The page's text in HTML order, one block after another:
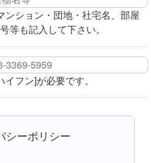
ンション・団地・社宅名、部屋
等も記入して下さい。
イフン]が必要です。
シーポリシー